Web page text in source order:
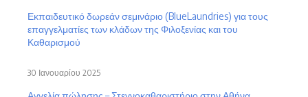
Εκπαιδευτικό δωρεάν σεμινάριο (BlueLaundries) για τους
επαγγελματίες των κλάδων της Φιλοξενίας και του
Καθαρισμού
30 Ιανουαρίου 2025